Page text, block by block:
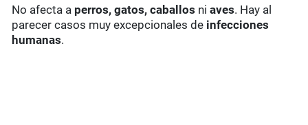
No afecta a perros, gatos, caballos ni aves. Hay al
parecer casos muy excepcionales de infecciones
humanas.